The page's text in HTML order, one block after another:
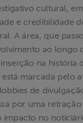
cultural,
e credibilidade
A área, que
ao longo
na história
marcada pelo
de
por uma
impacto no